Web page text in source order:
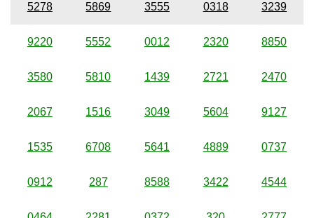
5278 5869 3555 0318 3239
9220 5552 0012 2320 8850
3580 5810 1439 2721 2470
2067 1516 3049 5604 9127
1535 6708 5641 4889 0737
0912 287 8588 3422 4544